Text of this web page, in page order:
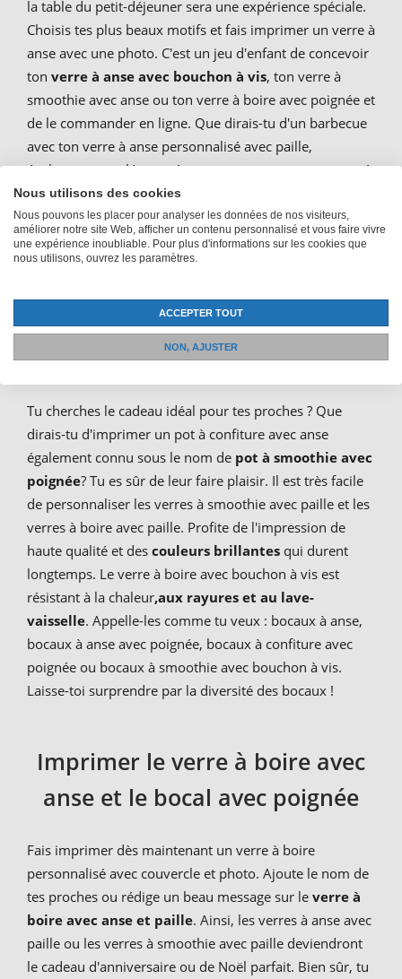
la table du petit-déjeuner sera une expérience spéciale.
Choisis tes plus beaux motifs et fais imprimer un verre à
anse avec une photo. C'est un jeu d'enfant de concevoir
ton verre à anse avec bouchon à vis, ton verre à
smoothie avec anse ou ton verre à boire avec poignée et
de le commander en ligne. Que dirais-tu d'un barbecue
avec ton verre à anse personnalisé avec paille,
également appelé verre à conserve avec anse ou verre à
smoothie avec poignée ? Crée également
verre avec photodirectement en ligne !
couvercle et des verres à
smoothie avec paille
Tu cherches le cadeau idéal pour tes proches ? Que
dirais-tu d'imprimer un pot à confiture avec anse
également connu sous le nom de pot à smoothie avec
poignée? Tu es sûr de leur faire plaisir. Il est très facile
de personnaliser les verres à smoothie avec paille et les
verres à boire avec paille. Profite de l'impression de
haute qualité et des couleurs brillantes qui durent
longtemps. Le verre à boire avec bouchon à vis est
résistant à la chaleur,aux rayures et au lave-
vaisselle. Appelle-les comme tu veux : bocaux à anse,
bocaux à anse avec poignée, bocaux à confiture avec
poignée ou bocaux à smoothie avec bouchon à vis.
Laisse-toi surprendre par la diversité des bocaux !
Imprimer le verre à boire avec
anse et le bocal avec poignée
Fais imprimer dès maintenant un verre à boire
personnalisé avec couvercle et photo. Ajoute le nom de
tes proches ou rédige un beau message sur le verre à
boire avec anse et paille. Ainsi, les verres à anse avec
paille ou les verres à smoothie avec paille deviendront
le cadeau d'anniversaire ou de Noël parfait. Bien sûr, tu
Nous utilisons des cookies
Nous pouvons les placer pour analyser les données de nos visiteurs,
améliorer notre site Web, afficher un contenu personnalisé et vous faire vivre
une expérience inoubliable. Pour plus d'informations sur les cookies que
nous utilisons, ouvrez les paramètres.
ACCEPTER TOUT
NON, AJUSTER